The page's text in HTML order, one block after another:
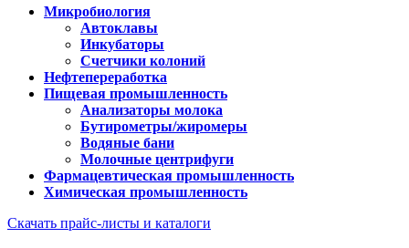
Микробиология
Автоклавы
Инкубаторы
Счетчики колоний
Нефтепереработка
Пищевая промышленность
Анализаторы молока
Бутирометры/жиромеры
Водяные бани
Молочные центрифуги
Фармацевтическая промышленность
Химическая промышленность
Скачать прайс-листы и каталоги